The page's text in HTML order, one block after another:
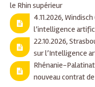
le Rhin supérieur
4.11.2026,
l’intelligence
22.10.2026,
sur l’Intelligence
Rhénanie-
nouveau contrat